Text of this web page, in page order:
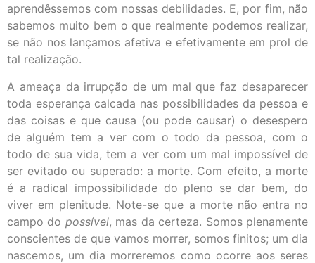
aprendêssemos com nossas debilidades. E, por fim, não
sabemos muito bem o que realmente podemos realizar,
se não nos lançamos afetiva e efetivamente em prol de
tal realização.
A ameaça da irrupção de um mal que faz desaparecer
toda esperança calcada nas possibilidades da pessoa e
das coisas e que causa (ou pode causar) o desespero
de alguém tem a ver com o todo da pessoa, com o
todo de sua vida, tem a ver com um mal impossível de
ser evitado ou superado: a morte. Com efeito, a morte
é a radical impossibilidade do pleno se dar bem, do
viver em plenitude. Note-se que a morte não entra no
campo do possível, mas da certeza. Somos plenamente
conscientes de que vamos morrer, somos finitos; um dia
nascemos, um dia morreremos como ocorre aos seres